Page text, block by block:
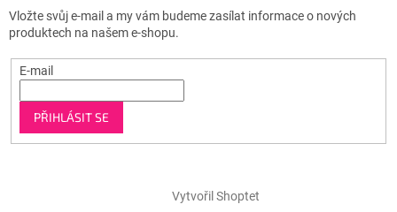
Vložte svůj e-mail a my vám budeme zasílat informace o nových
produktech na našem e-shopu.
E-mail
PŘIHLÁSIT SE
Vytvořil Shoptet